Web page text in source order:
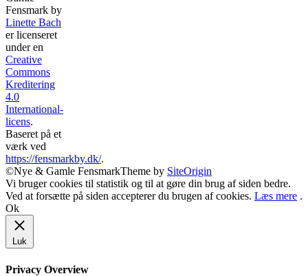
Fensmark by
Linette Bach
er licenseret
under en
Creative
Commons
Kreditering
4.0
International-
licens.
Baseret på et
værk ved
https://fensmarkby.dk/.
©Nye & Gamle FensmarkTheme by SiteOrigin
Vi bruger cookies til statistik og til at gøre din brug af siden bedre.
Ved at forsætte på siden accepterer du brugen af cookies. Læs mere .
Ok
Luk
Privacy Overview